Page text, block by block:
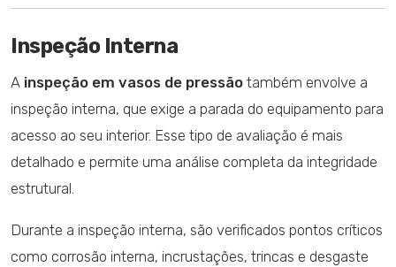
Inspeção Interna
A inspeção em vasos de pressão também envolve a
inspeção interna, que exige a parada do equipamento para
acesso ao seu interior. Esse tipo de avaliação é mais
detalhado e permite uma análise completa da integridade
estrutural.
Durante a inspeção interna, são verificados pontos críticos
como corrosão interna, incrustações, trincas e desgaste